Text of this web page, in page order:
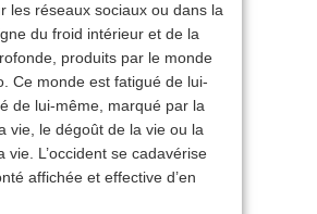
les réseaux sociaux ou dans la
du froid intérieur et de la
produits par le monde
Ce monde est fatigué de lui-
de lui-même, marqué par la
vie, le dégoût de la vie ou la
vie. L’occident se cadavérise
affichée et effective d’en